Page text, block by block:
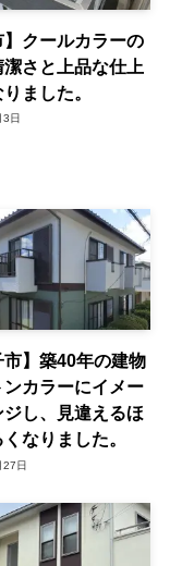
】クールカラーの
さと上品な仕上
ました。
日
市】築40年の建物
ンカラーにイメー
ジし、見違えるほ
なりました。
日